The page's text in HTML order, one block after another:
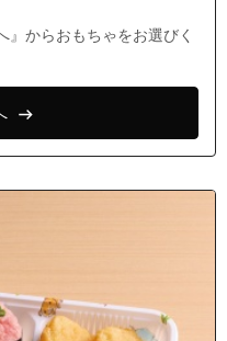
』からおもちゃをお選びく